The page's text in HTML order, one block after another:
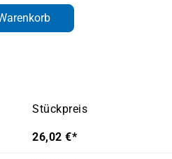
gewünschten
Stückpreis
26,02 €*